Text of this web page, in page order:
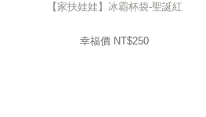
【家扶娃娃】冰霸杯袋-聖誕紅
幸福價 NT$250